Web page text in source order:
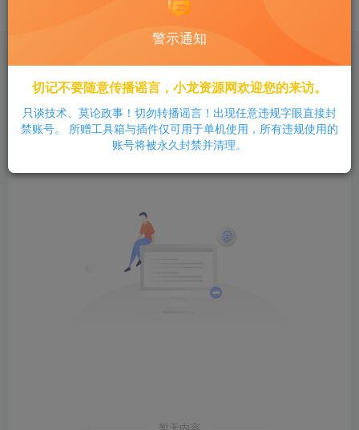
文章0 收藏0 评论4 粉丝0
发布 0 排序
警示通知
切记不要随意传播谣言，小龙资源网欢迎您的来访。
只谈技术、莫论政事！切勿转播谣言！出现任意违规字眼直接封
禁账号。 所赠工具箱与插件仅可用于单机使用，所有违规使用的
账号将被永久封禁并清理。